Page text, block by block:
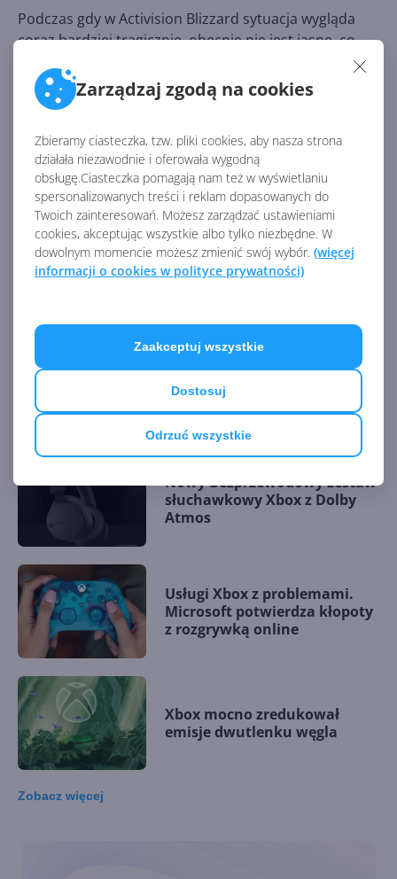
Zarządzaj zgodą na cookies
Zbieramy ciasteczka, tzw. pliki cookies, aby nasza strona
działała niezawodnie i oferowała wygodną
obsługę.Ciasteczka pomagają nam też w wyświetlaniu
spersonalizowanych treści i reklam dopasowanych do
Twoich zainteresowań. Możesz zarządzać ustawieniami
cookies, akceptując wszystkie albo tylko niezbędne. W
dowolnym momencie możesz zmienić swój wybór. (więcej
informacji o cookies w polityce prywatności)
Odrzuć wszystkie
Dostosuj
Zaakceptuj wszystkie
Podczas gdy w Activision Blizzard sytuacja wygląda
coraz bardziej tragicznie, obecnie nie jest jasne, co —
tygodniach i miesiącach. Coraz więcej partnerów,
pracowników i udziałowców odnosi się bardzo
Bobby Kotick nadal cieszy się zaufaniem zarządu.
Źródło:
https://www.ign.com/articles/xbox-phil-spencer-
evaluating-activision-relationship-deeply-troubled
Zaproszenia do znajomych
wróciły w listopadowej
Nowy Bezprzewodowy zestaw
słuchawkowy Xbox z Dolby
Atmos
Usługi Xbox z problemami.
Microsoft potwierdza kłopoty
z rozgrywką online
Xbox mocno zredukował
emisje dwutlenku węgla
Zobacz więcej